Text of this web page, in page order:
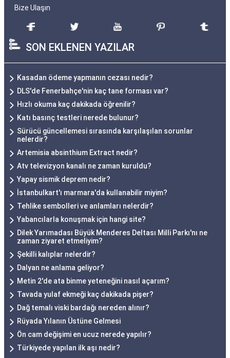
Bize Ulaşın
SON EKLENEN YAZILAR
Kasadan ödeme yapmanın cezası nedir?
DLS'de Fenerbahçe'nin kaç tane forması var?
Hızlı okuma kaç dakikada öğrenilir?
Katı basınç testleri nerede bulunur?
Sürücü güncellemesi sırasında karşılaşılan sorunlar
nelerdir?
Artemisia absinthium Extract nedir?
Atv televizyon kanalı ne zaman kuruldu?
Yapay sismik deprem nedir?
İstanbulkart'ı marmara'da kullanabilir miyim?
Tehlike sembolleri ve anlamları nelerdir?
Yabancılarla konuşmak için hangi site?
Dilek Yarımadası Büyük Menderes Deltası Milli Parkı'nı ne
zaman ziyaret etmeliyim?
Şekilli kalıplar nelerdir?
Dalyan ne anlama geliyor?
Metin 2'de ata binme yeteneğini nasıl açarım?
Tavada yulaf ekmeği kaç dakikada pişer?
Dağ temalı viski bardağı nereden alınır?
Rüyada Yılanın Üstüne Gelmesi
Ön cam değişimi en ucuz nerede yapılır?
Türkiyede yapılan ilk aşı nedir?